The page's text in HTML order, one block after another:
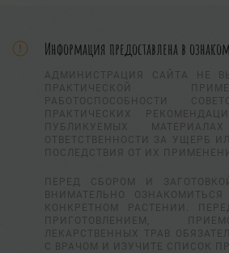
Информация предоставлена в
АДМИНИСТРАЦИЯ САЙТА НЕ
ПРАКТИЧЕСКОЙ
РАБОТОСПОСОБНОСТИ
ПРАКТИЧЕСКИХ
ПУБЛИКУЕМЫХ
ОТВЕТСТВЕННОСТИ ЗА УЩЕРБ
ПОСЛЕДСТВИЯ ОТ ИХ
ПЕРЕД СБОРОМ И
ВНИМАТЕЛЬНО
КОНКРЕТНОМ РАСТЕНИИ.
ПРИГОТОВЛЕНИЕМ,
ЛЕКАРСТВЕННЫХ ТРАВ
С ВРАЧОМ И ИЗУЧИТЕ СПИСОК